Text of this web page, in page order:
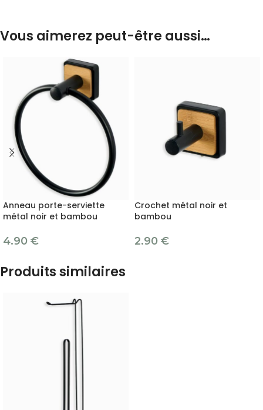
Vous aimerez peut-être aussi…
Anneau porte-serviette
métal noir et bambou
4.90 €
Crochet métal noir et
bambou
2.90 €
Produits similaires